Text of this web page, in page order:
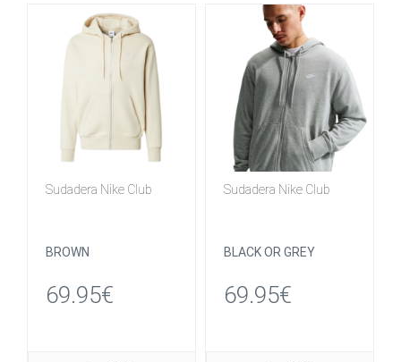
Sudadera Nike Club
BROWN
69.95€
Sudadera Nike Club
BLACK OR GREY
69.95€